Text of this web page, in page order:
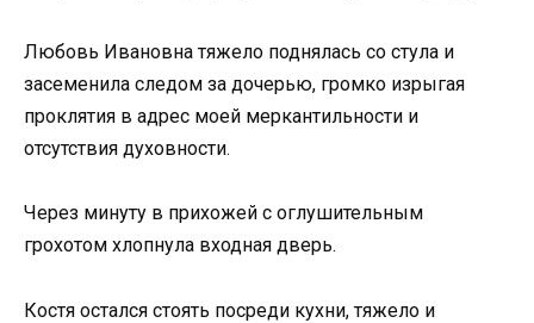
Любовь Ивановна тяжело поднялась со стула и
засеменила следом за дочерью, громко изрыгая
проклятия в адрес моей меркантильности и
отсутствия духовности.
Через минуту в прихожей с оглушительным
грохотом хлопнула входная дверь.
Костя остался стоять посреди кухни, тяжело и